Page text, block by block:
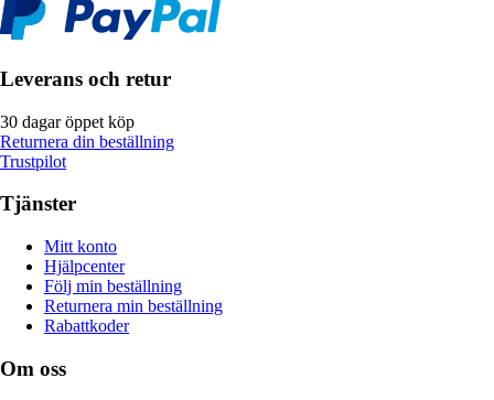
Leverans och retur
30 dagar öppet köp
Returnera din beställning
Trustpilot
Tjänster
Mitt konto
Hjälpcenter
Följ min beställning
Returnera min beställning
Rabattkoder
Om oss